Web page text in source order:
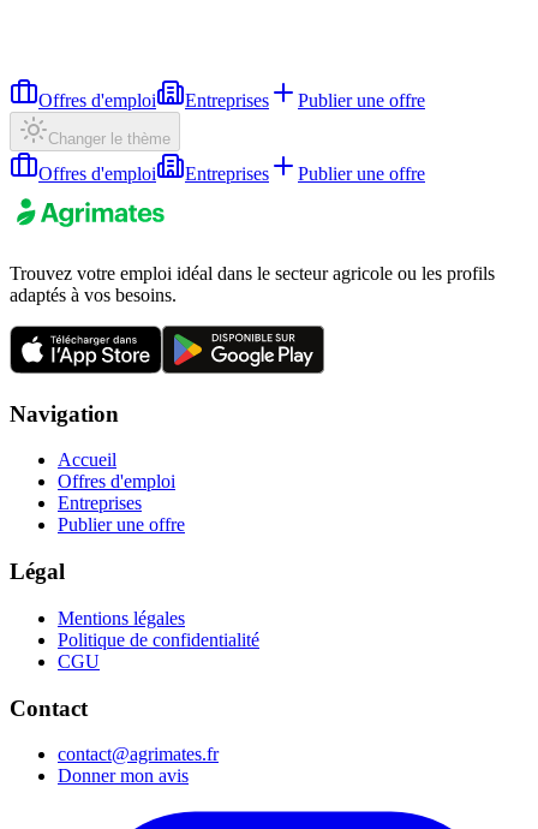
Offres d'emploi Entreprises Publier une offre
Changer le thème
Offres d'emploi Entreprises Publier une offre
Trouvez votre emploi idéal dans le secteur agricole ou les profils
adaptés à vos besoins.
Navigation
Accueil
Offres d'emploi
Entreprises
Publier une offre
Légal
Mentions légales
Politique de confidentialité
CGU
Contact
contact@agrimates.fr
Donner mon avis